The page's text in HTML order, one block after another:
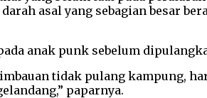
asal yang sebagian besar
anak punk sebelum
tidak pulang kampung,
paparnya.